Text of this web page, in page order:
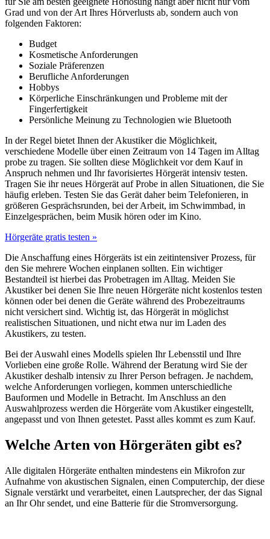
Grad und von der Art Ihres Hörverlusts ab, sondern auch von
folgenden Faktoren:
Budget
Kosmetische Anforderungen
Soziale Präferenzen
Berufliche Anforderungen
Hobbys
Körperliche Einschränkungen und Probleme mit der
Fingerfertigkeit
Persönliche Meinung zu Technologien wie Bluetooth
In der Regel bietet Ihnen der Akustiker die Möglichkeit,
verschiedene Modelle über einen Zeitraum von 14 Tagen im Alltag
probe zu tragen. Sie sollten diese Möglichkeit vor dem Kauf in
Anspruch nehmen und Ihr favorisiertes Hörgerät intensiv testen.
Tragen Sie ihr neues Hörgerät auf Probe in allen Situationen, die Sie
häufig erleben. Testen Sie das Gerät daher beim Telefonieren, in
größeren Gesprächsrunden, bei der Arbeit, im Schwimmbad, in
Einzelgesprächen, beim Musik hören oder im Kino.
Hörgeräte gratis testen »
Die Anschaffung eines Hörgeräts ist ein zeitintensiver Prozess, für
den Sie mehrere Wochen einplanen sollten. Ein wichtiger
Bestandteil ist hierbei das Probetragen im Alltag. Meiden Sie
Akustiker bei denen Sie Ihre neuen Hörgeräte nicht kostenlos testen
können oder bei denen die Geräte während des Probezeitraums
nicht versichert sind. Wichtig ist, das Hörgerät in möglichst
realistischen Situationen, und nicht etwa nur im Laden des
Akustikers, zu testen.
Bei der Auswahl eines Modells spielen Ihr Lebensstil und Ihre
Vorlieben eine große Rolle. Während der Beratung wird Sie der
Akustiker deshalb intensiv zu Ihrer Person befragen. Je nachdem,
welche Anforderungen vorliegen, kommen unterschiedliche
Bauformen und Modelle in Betracht. Im Anschluss an den
Auswahlprozess werden die Hörgeräte vom Akustiker eingestellt,
angepasst und von Ihnen getestet. Passt alles kommt es zum Kauf.
Welche Arten von Hörgeräten gibt es?
Alle digitalen Hörgeräte enthalten mindestens ein Mikrofon zur
Aufnahme von akustischen Signalen, einen Computerchip, der diese
Signale verstärkt und verarbeitet, einen Lautsprecher, der das Signal
an Ihr Ohr sendet, und eine Batterie für die Stromversorgung.